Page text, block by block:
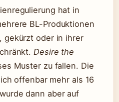
hat in
BL-Produktionen
gekürzt oder in ihrer
Desire the
Muster zu fallen. Die
offenbar mehr als 16
dann aber auf